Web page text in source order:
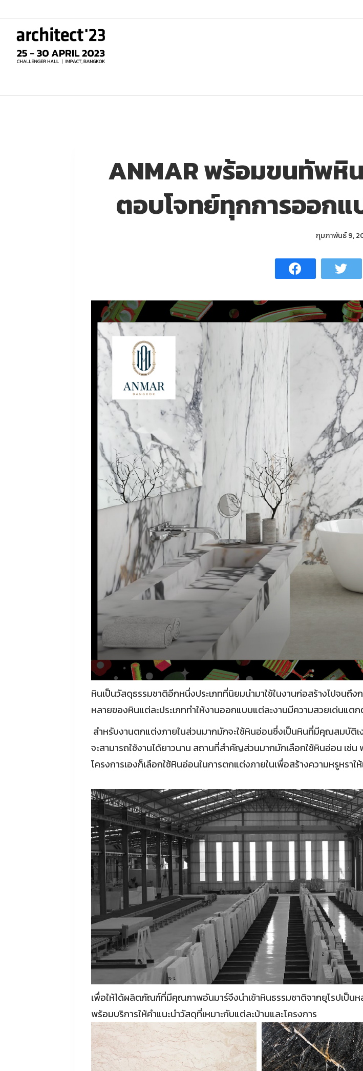
content
ANMAR พร้อมขนทัพหิ
ตอบโจทย์ทุกการออก
กุมภาพันธ์ 9,
หินเป็นวัสดุธรรมชาติอีกหนึ่งประเภทที่นิยมนำมาใช้ในงานก่อสร้างไปจน
หลายของหินแต่ละประเภททำให้งานออกแบบแต่ละงานมีความสวยเด่นแตก
สำหรับงานตกแต่งภายในส่วนมากมักจะใช้หินอ่อนซึ่งเป็นหินที่มีคุณสมบัติเ
จะสามารถใช้งานได้ยาวนาน สถานที่สำคัญส่วนมากมักเลือกใช้หินอ่อน เช่
โครงการเองก็เลือกใช้หินอ่อนในการตกแต่งภายในเพื่อสร้างความหรูหราใ
เพื่อให้ได้ผลิตภัณฑ์ที่มีคุณภาพอันมาร์จึงนำเข้าหินธรรมชาติจากยุโรปเป็น
พร้อมบริการให้คำแนะนำวัสดุที่เหมาะกับแต่ละบ้านและโครงการ